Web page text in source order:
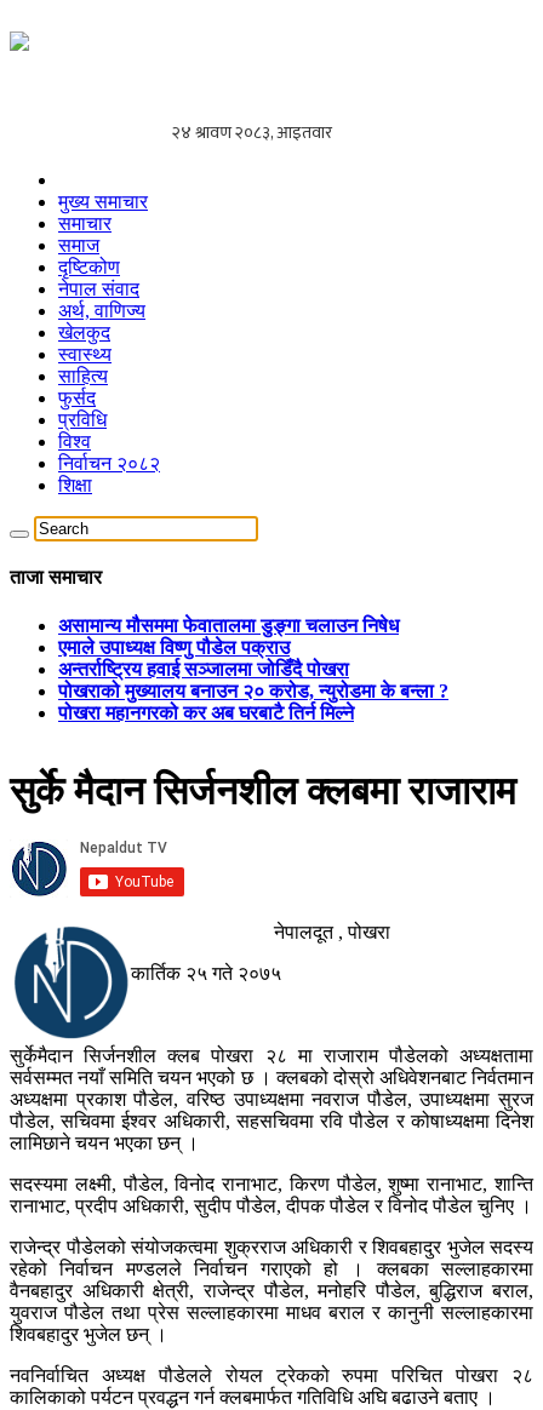
मुख्य समाचार
समाचार
समाज
दृष्टिकोण
नेपाल संवाद
अर्थ, वाणिज्य
खेलकुद
स्वास्थ्य
साहित्य
फुर्सद
प्रविधि
विश्व
निर्वाचन २०८२
शिक्षा
ताजा समाचार
असामान्य मौसममा फेवातालमा डुङ्गा चलाउन निषेध
एमाले उपाध्यक्ष विष्णु पौडेल पक्राउ
अन्तर्राष्ट्रिय हवाई सञ्जालमा जोडिँदै पोखरा
पोखराको मुख्यालय बनाउन २० करोड, न्युरोडमा के बन्ला ?
पोखरा महानगरको कर अब घरबाटै तिर्न मिल्ने
सुर्के मैदान सिर्जनशील क्लबमा राजाराम
नेपालदूत , पोखरा
कार्तिक २५ गते २०७५
सुर्केमैदान सिर्जनशील क्लब पोखरा २८ मा राजाराम पौडेलको अध्यक्षतामा
सर्वसम्मत नयाँ समिति चयन भएको छ । क्लबको दोस्रो अधिवेशनबाट निर्वतमान
अध्यक्षमा प्रकाश पौडेल, वरिष्ठ उपाध्यक्षमा नवराज पौडेल, उपाध्यक्षमा सुरज
पौडेल, सचिवमा ईश्वर अधिकारी, सहसचिवमा रवि पौडेल र कोषाध्यक्षमा दिनेश
लामिछाने चयन भएका छन् ।
सदस्यमा लक्ष्मी, पौडेल, विनोद रानाभाट, किरण पौडेल, शुष्मा रानाभाट, शान्ति
रानाभाट, प्रदीप अधिकारी, सुदीप पौडेल, दीपक पौडेल र विनोद पौडेल चुनिए ।
राजेन्द्र पौडेलको संयोजकत्वमा शुक्रराज अधिकारी र शिवबहादुर भुजेल सदस्य
रहेको निर्वाचन मण्डलले निर्वाचन गराएको हो । क्लबका सल्लाहकारमा
वैनबहादुर अधिकारी क्षेत्री, राजेन्द्र पौडेल, मनोहरि पौडेल, बुद्धिराज बराल,
युवराज पौडेल तथा प्रेस सल्लाहकारमा माधव बराल र कानुनी सल्लाहकारमा
शिवबहादुर भुजेल छन् ।
नवनिर्वाचित अध्यक्ष पौडेलले रोयल ट्रेकको रुपमा परिचित पोखरा २८
कालिकाको पर्यटन प्रवद्धन गर्न क्लबमार्फत गतिविधि अघि बढाउने बताए ।